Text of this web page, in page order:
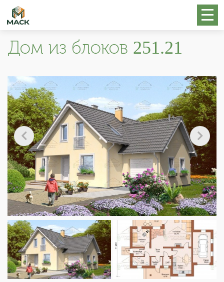
Дом из блоков 251.21